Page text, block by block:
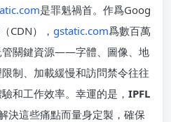
是罪魁禍首。作爲Goog
CDN）， gstatic.com爲數百萬
管關鍵資源——字體、圖像、地
制、加載緩慢和訪問禁令往往
和工作效率。幸運的是， IPFL
決這些痛點而量身定製，確保